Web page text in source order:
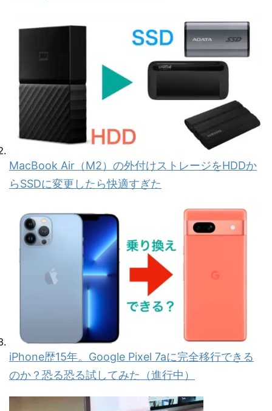
MacBook Air（M2）の外付けストレージをHDDか
らSSDに変更したら快適すぎた
iPhone歴15年。Google Pixel 7aに完全移行できる
のか？恐る恐る試してみた（進行中）